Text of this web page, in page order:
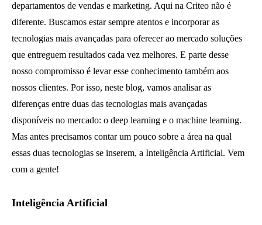
departamentos de vendas e marketing. Aqui na Criteo não é
diferente. Buscamos estar sempre atentos e incorporar as
tecnologias mais avançadas para oferecer ao mercado soluções
que entreguem resultados cada vez melhores. E parte desse
nosso compromisso é levar esse conhecimento também aos
nossos clientes. Por isso, neste blog, vamos analisar as
diferenças entre duas das tecnologias mais avançadas
disponíveis no mercado: o deep learning e o machine learning.
Mas antes precisamos contar um pouco sobre a área na qual
essas duas tecnologias se inserem, a Inteligência Artificial. Vem
com a gente!
Inteligência Artificial